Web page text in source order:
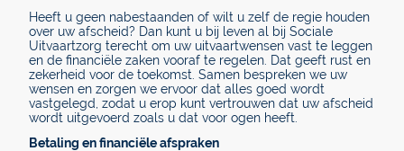
Heeft u geen nabestaanden of wilt u zelf de regie houden
over uw afscheid? Dan kunt u bij leven al bij Sociale
Uitvaartzorg terecht om uw uitvaartwensen vast te leggen
en de financiële zaken vooraf te regelen. Dat geeft rust en
zekerheid voor de toekomst. Samen bespreken we uw
wensen en zorgen we ervoor dat alles goed wordt
vastgelegd, zodat u erop kunt vertrouwen dat uw afscheid
wordt uitgevoerd zoals u dat voor ogen heeft.
Betaling en financiële afspraken